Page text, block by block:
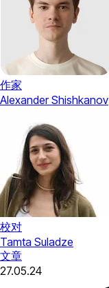
作家
Alexander Shishkanov
校对
Tamta Suladze
文章
27.05.24